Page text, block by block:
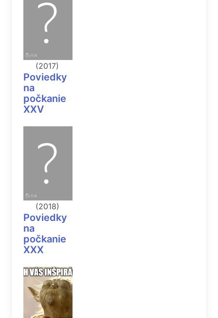
(2017)
Poviedky
na
počkanie
XXV
(2018)
Poviedky
na
počkanie
XXX